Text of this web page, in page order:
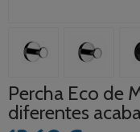
Percha Eco de
diferentes